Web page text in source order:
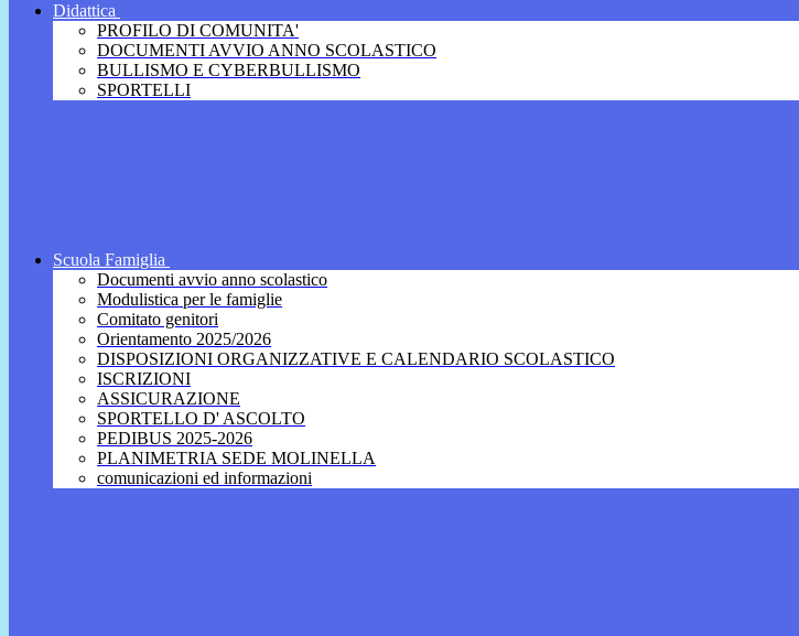
Didattica
PROFILO DI COMUNITA'
DOCUMENTI AVVIO ANNO SCOLASTICO
BULLISMO E CYBERBULLISMO
SPORTELLI
Scuola Famiglia
Documenti avvio anno scolastico
Modulistica per le famiglie
Comitato genitori
Orientamento 2025/2026
DISPOSIZIONI ORGANIZZATIVE E CALENDARIO SCOLASTICO
ISCRIZIONI
ASSICURAZIONE
SPORTELLO D' ASCOLTO
PEDIBUS 2025-2026
PLANIMETRIA SEDE MOLINELLA
comunicazioni ed informazioni